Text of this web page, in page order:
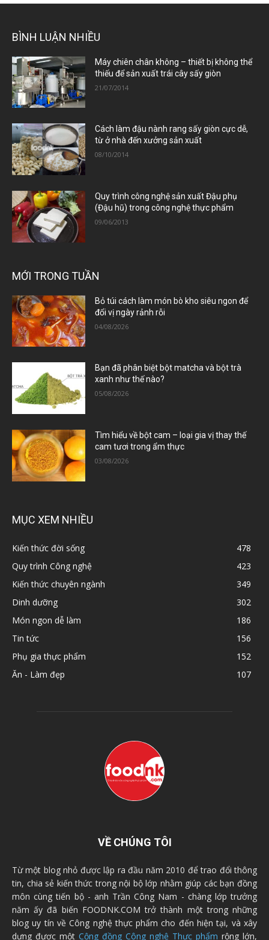
BÌNH LUẬN NHIỀU
Máy chiên chân không – thiết bị không thể
thiếu để sản xuất trái cây sấy giòn
21/07/2014
Cách làm đậu nành rang sấy giòn cực dễ,
từ ở nhà đến xưởng sản xuất
08/10/2014
Quy trình công nghệ sản xuất Đậu phụ
(Đậu hũ) trong công nghệ thực phẩm
09/06/2013
MỚI TRONG TUẦN
Bỏ túi cách làm món bò kho siêu ngon để
đổi vị ngày rảnh rỗi
04/08/2026
Bạn đã phân biệt bột matcha và bột trà
xanh như thế nào?
05/08/2026
Tìm hiểu về bột cam – loại gia vị thay thế
cam tươi trong ẩm thực
03/08/2026
MỤC XEM NHIỀU
Kiến thức đời sống
478
Quy trình Công nghệ
423
Kiến thức chuyên ngành
349
Dinh dưỡng
302
Món ngon dễ làm
186
Tin tức
156
Phụ gia thực phẩm
152
Ăn - Làm đẹp
107
VỀ CHÚNG TÔI
Từ một blog nhỏ được lập ra đầu năm 2010 để trao đổi thông
tin, chia sẻ kiến thức trong nội bộ lớp nhằm giúp các bạn đồng
môn cùng tiến bộ - anh Trần Công Nam - chàng lớp trưởng
năm ấy đã biến FOODNK.COM trở thành một trong những
blog uy tín về Công nghệ thực phẩm cho đến hiện tại, và xây
dựng được một Cộng đồng Công nghệ Thực phẩm rộng lớn,